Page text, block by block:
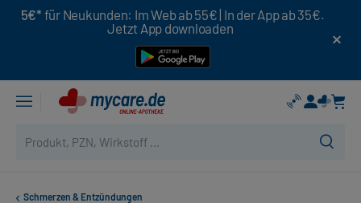
5€* für Neukunden: Im Web ab 55€ | In der App ab 35€.
Jetzt App downloaden
Schmerzen & Entzündungen